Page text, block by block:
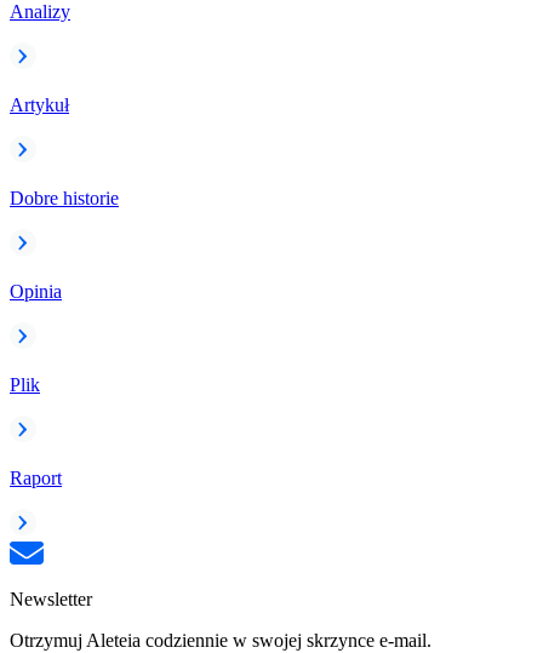
Analizy
Artykuł
Dobre historie
Opinia
Plik
Raport
Newsletter
Otrzymuj Aleteia codziennie w swojej skrzynce e-mail.